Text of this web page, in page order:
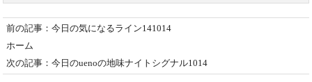
前の記事：今日の気になるライン141014
ホーム
次の記事：今日のuenoの地味ナイトシグナル1014